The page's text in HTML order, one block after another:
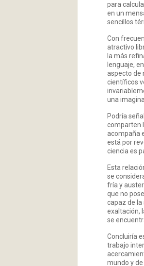
para
en un
sencillos
Con
atractivo
la más
lenguaje,
aspecto de
científicos
una
Podría
comparten
acompaña
está por
ciencia es
Esta
se
fría y
que no
capaz de la
exaltación,
se
Concluiría
trabajo
mundo y